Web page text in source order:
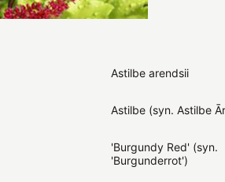
Astilbe arendsii
Astilbe (syn. Astilbe
'Burgundy Red' (syn.
'Burgunderrot')